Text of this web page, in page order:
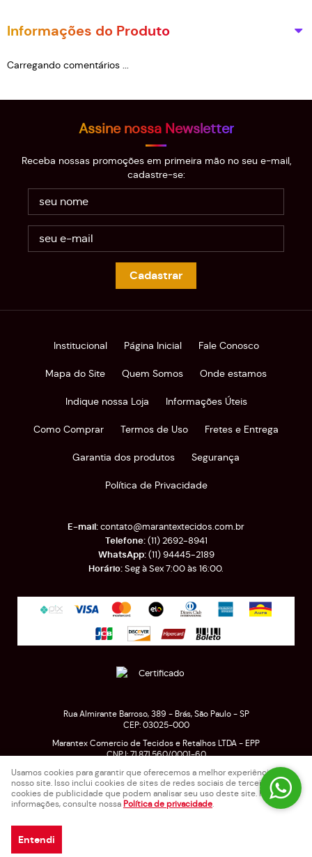
Informações do Produto
Carregando comentários ...
Assine nossa Newsletter
Receba nossas promoções em primeira mão no seu e-mail,
cadastre-se:
Cadastrar
Institucional Página Inicial Fale Conosco
Mapa do Site Quem Somos Onde estamos
Indique nossa Loja Informações Úteis
Como Comprar Termos de Uso Fretes e Entrega
Garantia dos produtos Segurança
Política de Privacidade
(11)2692-8941
(11)94445-2189
Seg à Sex 7:00 às 16:00.
contato@marantextecidos.com.br
Rua Almirante Barroso, 389 - Brás, São Paulo- SP
CEP: 03025-000
Marantex Comercio de Tecidos e Retalhos LTDA - EPP
CNPJ: 71.871.560/0001-60
LOJA VIRTUAL CRIADA POR
Usamos cookies para garantir que oferecemos a melhor experiência em
nosso site. Isso inclui cookies de sites de redes sociais de terceiros e
cookies de publicidade que podem analisar seu uso deste site. Para mais
informações, consulte nossa Política de privacidade.
Entendi